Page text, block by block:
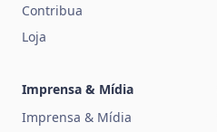
Contribua
Loja
Imprensa & Mídia
Imprensa & Mídia